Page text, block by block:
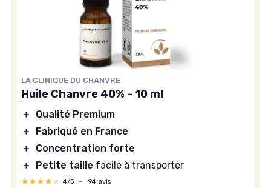
LA CLINIQUE DU CHANVRE
Huile Chanvre 40% - 10 ml
＋
Qualité Premium
＋
Fabriqué en France
＋
Concentration forte
＋
Petite taille facile à transporter
★★★★★
★★★★★ 4/5 — 94 avis